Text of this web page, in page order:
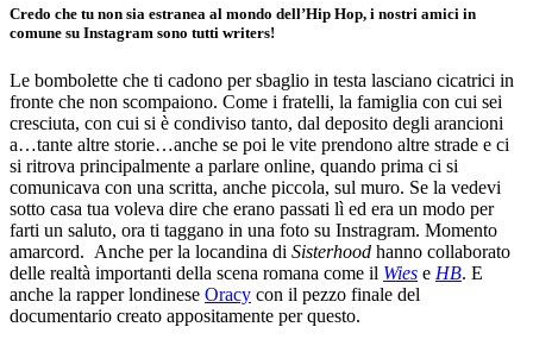
Credo che tu non sia estranea al mondo dell’Hip Hop, i nostri amici in
comune su Instagram sono tutti writers!
Le bombolette che ti cadono per sbaglio in testa lasciano cicatrici in
fronte che non scompaiono. Come i fratelli, la famiglia con cui sei
cresciuta, con cui si è condiviso tanto, dal deposito degli arancioni
a…tante altre storie…anche se poi le vite prendono altre strade e ci
si ritrova principalmente a parlare online, quando prima ci si
comunicava con una scritta, anche piccola, sul muro. Se la vedevi
sotto casa tua voleva dire che erano passati lì ed era un modo per
farti un saluto, ora ti taggano in una foto su Instragram. Momento
amarcord. Anche per la locandina di Sisterhood hanno collaborato
delle realtà importanti della scena romana come il Wies e HB. E
anche la rapper londinese Oracy con il pezzo finale del
documentario creato appositamente per questo.